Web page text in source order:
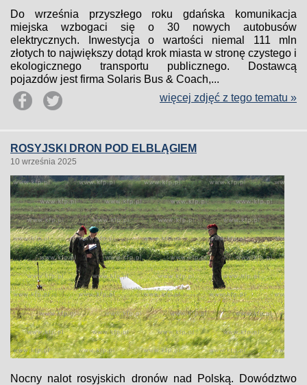
Do września przyszłego roku gdańska komunikacja
miejska wzbogaci się o 30 nowych autobusów
elektrycznych. Inwestycja o wartości niemal 111 mln
złotych to największy dotąd krok miasta w stronę czystego i
ekologicznego transportu publicznego. Dostawcą
pojazdów jest firma Solaris Bus & Coach,...
więcej zdjęć z tego tematu »
ROSYJSKI DRON POD ELBLĄGIEM
10 września 2025
Nocny nalot rosyjskich dronów nad Polską. Dowództwo